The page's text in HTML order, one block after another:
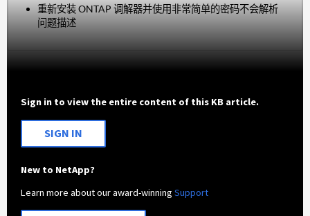
重新安装 ONTAP 调解器并使用非常简单的密码不会解析
问题描述
Sign in to view the entire content of this KB article.
SIGN IN
New to NetApp?
Learn more about our award-winningSupport